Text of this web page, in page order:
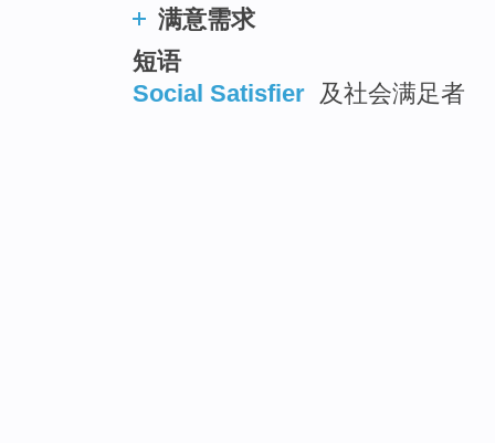
满意需求
短语
Social Satisfier 及社会满足者